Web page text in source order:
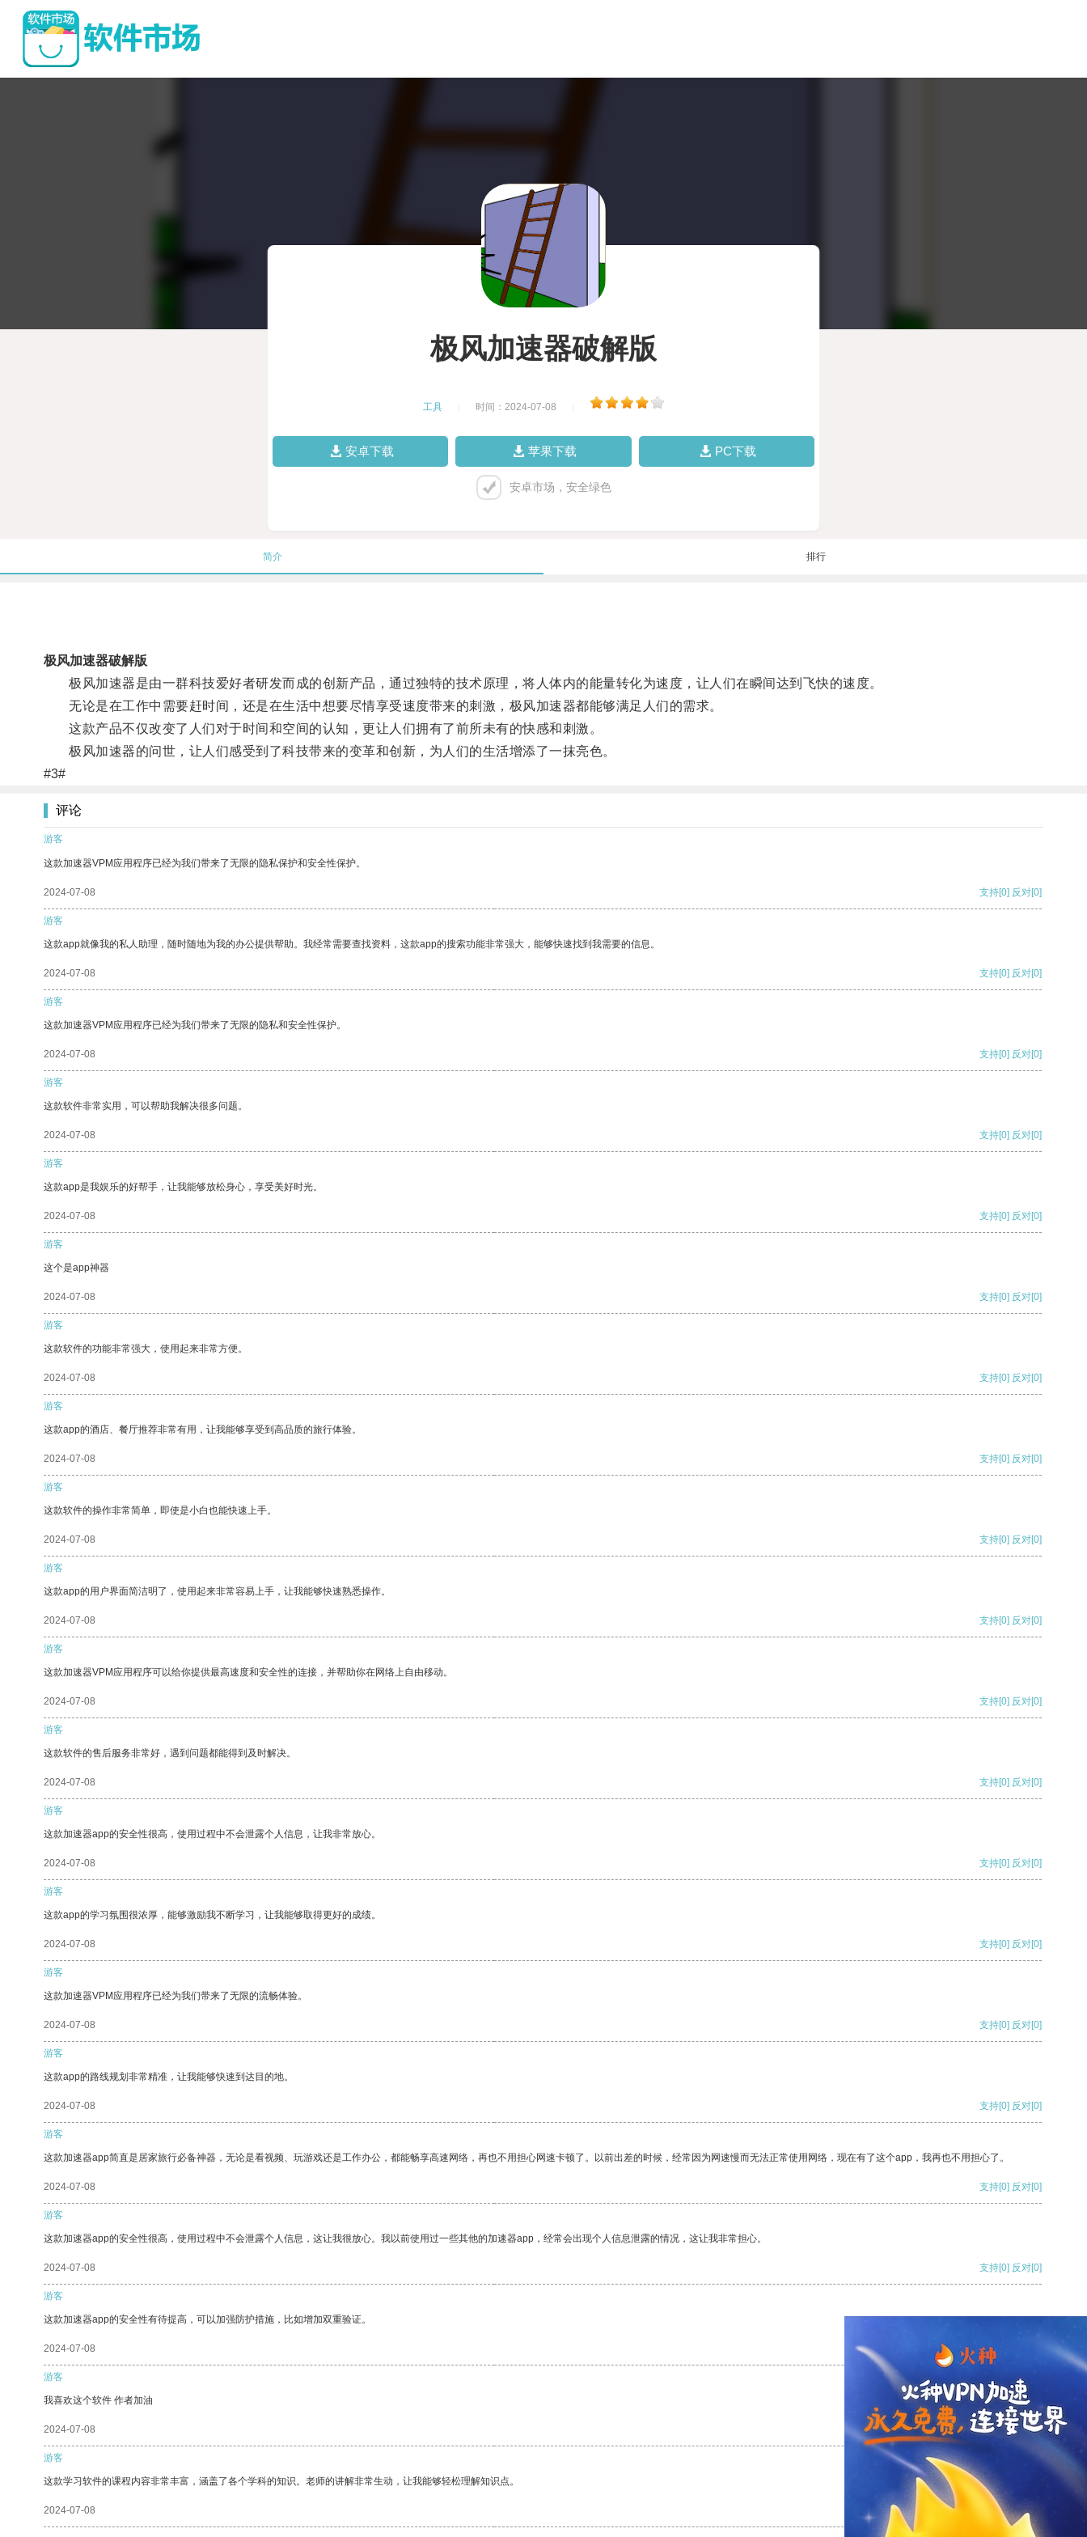
极风加速器破解版
工具 时间：2024-07-08
安卓下载 苹果下载 PC下载
安卓市场，安全绿色
简介 排行
极风加速器破解版
极风加速器是由一群科技爱好者研发而成的创新产品，通过独特的技术原理，将人体内的能量转化为速度，让人们在瞬间达到飞快的速度。
无论是在工作中需要赶时间，还是在生活中想要尽情享受速度带来的刺激，极风加速器都能够满足人们的需求。
这款产品不仅改变了人们对于时间和空间的认知，更让人们拥有了前所未有的快感和刺激。
极风加速器的问世，让人们感受到了科技带来的变革和创新，为人们的生活增添了一抹亮色。
#3#
评论
游客
这款加速器VPM应用程序已经为我们带来了无限的隐私保护和安全性保护。
2024-07-08 支持[0] 反对[0]
游客
这款app就像我的私人助理，随时随地为我的办公提供帮助。我经常需要查找资料，这款app的搜索功能非常强大，能够快速找到我需要的信息。
2024-07-08 支持[0] 反对[0]
游客
这款加速器VPM应用程序已经为我们带来了无限的隐私和安全性保护。
2024-07-08 支持[0] 反对[0]
游客
这款软件非常实用，可以帮助我解决很多问题。
2024-07-08 支持[0] 反对[0]
游客
这款app是我娱乐的好帮手，让我能够放松身心，享受美好时光。
2024-07-08 支持[0] 反对[0]
游客
这个是app神器
2024-07-08 支持[0] 反对[0]
游客
这款软件的功能非常强大，使用起来非常方便。
2024-07-08 支持[0] 反对[0]
游客
这款app的酒店、餐厅推荐非常有用，让我能够享受到高品质的旅行体验。
2024-07-08 支持[0] 反对[0]
游客
这款软件的操作非常简单，即使是小白也能快速上手。
2024-07-08 支持[0] 反对[0]
游客
这款app的用户界面简洁明了，使用起来非常容易上手，让我能够快速熟悉操作。
2024-07-08 支持[0] 反对[0]
游客
这款加速器VPM应用程序可以给你提供最高速度和安全性的连接，并帮助你在网络上自由移动。
2024-07-08 支持[0] 反对[0]
游客
这款软件的售后服务非常好，遇到问题都能得到及时解决。
2024-07-08 支持[0] 反对[0]
游客
这款加速器app的安全性很高，使用过程中不会泄露个人信息，让我非常放心。
2024-07-08 支持[0] 反对[0]
游客
这款app的学习氛围很浓厚，能够激励我不断学习，让我能够取得更好的成绩。
2024-07-08 支持[0] 反对[0]
游客
这款加速器VPM应用程序已经为我们带来了无限的流畅体验。
2024-07-08 支持[0] 反对[0]
游客
这款app的路线规划非常精准，让我能够快速到达目的地。
2024-07-08 支持[0] 反对[0]
游客
这款加速器app简直是居家旅行必备神器，无论是看视频、玩游戏还是工作办公，都能畅享高速网络，再也不用担心网速卡顿了。以前出差的时候，经常因为网速慢而无法正常使用网络，现在有了这个app，我再也不用担心了。
2024-07-08 支持[0] 反对[0]
游客
这款加速器app的安全性很高，使用过程中不会泄露个人信息，这让我很放心。我以前使用过一些其他的加速器app，经常会出现个人信息泄露的情况，这让我非常担心。
2024-07-08 支持[0] 反对[0]
游客
这款加速器app的安全性有待提高，可以加强防护措施，比如增加双重验证。
2024-07-08 支持
游客
我喜欢这个软件 作者加油
2024-07-08 支持[0] 反对[0]
游客
这款学习软件的课程内容非常丰富，涵盖了各个学科的知识。老师的讲解非常生动，让我能够轻松理解知识点。
2024-07-08 支持[0] 反对[0]